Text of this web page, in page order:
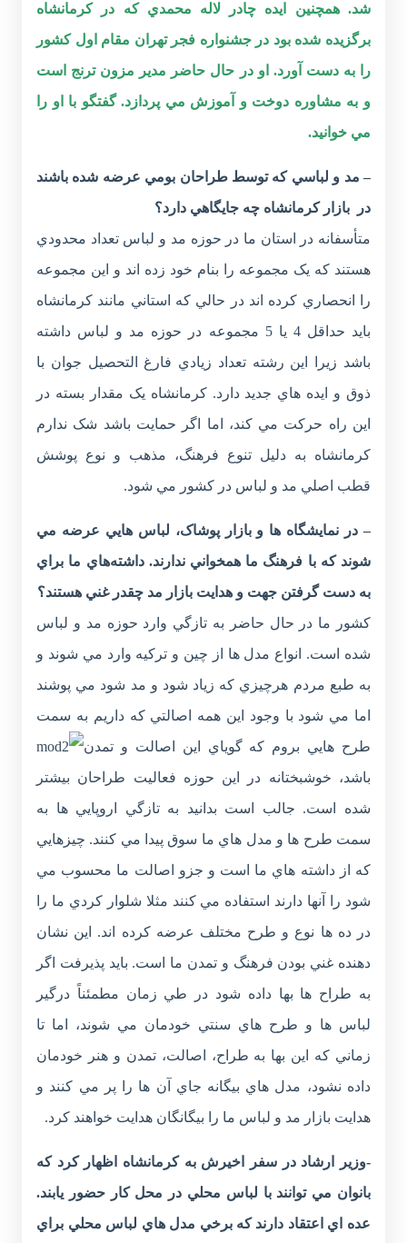
شد. همچنين ايده چادر لاله محمدي که در کرمانشاه
برگزيده شده بود در جشنواره فجر تهران مقام اول کشور
را به دست آورد. او در حال حاضر مدير مزون ترنج است
و به مشاوره دوخت و آموزش مي پردازد. گفتگو با او را
مي خوانيد.
– مد و لباسي که توسط طراحان بومي عرضه شده باشند
در بازار کرمانشاه چه جايگاهي دارد؟
متأسفانه در استان ما در حوزه مد و لباس تعداد محدودي
هستند که يک مجموعه را بنام خود زده اند و اين مجموعه
را انحصاري کرده اند در حالي که استاني مانند کرمانشاه
بايد حداقل 4 يا 5 مجموعه در حوزه مد و لباس داشته
باشد زيرا اين رشته تعداد زيادي فارغ التحصيل جوان با
ذوق و ايده هاي جديد دارد. کرمانشاه يک مقدار بسته در
اين راه حرکت مي کند، اما اگر حمايت باشد شک ندارم
کرمانشاه به دليل تنوع فرهنگ، مذهب و نوع پوشش
قطب اصلي مد و لباس در کشور مي شود.
– در نمايشگاه ها و بازار پوشاک، لباس هايي عرضه مي
شوند که با فرهنگ ما همخواني ندارند. داشته‌هاي ما براي
به دست گرفتن جهت و هدايت بازار مد چقدر غني هستند؟
کشور ما در حال حاضر به تازگي وارد حوزه مد و لباس
شده است. انواع مدل ها از چين و ترکيه وارد مي شوند و
به طبع مردم هرچيزي که زياد شود و مد شود مي پوشند
اما مي شود با وجود اين همه اصالتي که داريم به سمت
طرح هايي بروم که گوياي اين اصالت و تمدن
باشد، خوشبختانه در اين حوزه فعاليت طراحان بيشتر
شده است. جالب است بدانيد به تازگي اروپايي ها به
سمت طرح ها و مدل هاي ما سوق پيدا مي کنند. چيزهايي
که از داشته هاي ما است و جزو اصالت ما محسوب مي
شود را آنها دارند استفاده مي کنند مثلا شلوار کردي ما را
در ده ها نوع و طرح مختلف عرضه کرده اند. اين نشان
دهنده غني بودن فرهنگ و تمدن ما است. بايد پذيرفت اگر
به طراح ها بها داده شود در طي زمان مطمئناً درگير
لباس ها و طرح هاي سنتي خودمان مي شوند، اما تا
زماني که اين بها به طراح، اصالت، تمدن و هنر خودمان
داده نشود، مدل هاي بيگانه جاي آن ها را پر مي کنند و
هدايت بازار مد و لباس ما را بيگانگان هدايت خواهند کرد.
-وزير ارشاد در سفر اخيرش به کرمانشاه اظهار کرد که
بانوان مي توانند با لباس محلي در محل کار حضور يابند.
عده اي اعتقاد دارند که برخي مدل هاي لباس محلي براي